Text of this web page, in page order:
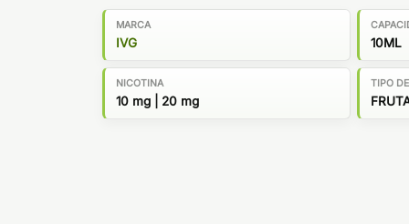
MARCA
IVG 10ML
NICOTINA
10 mg | 20 mg
TIPO